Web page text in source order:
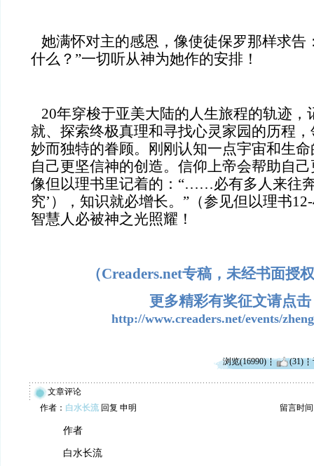
她满怀对主的感恩，像使徒保罗那样求告
什么？”一切听从神为她作的安排！
20年穿梭于亚美大陆的人生旅程的轨迹，
就、探索终极真理和寻找心灵家园的历程
妙而独特的眷顾。刚刚认知一点宇宙和生
自己更坚信神的创造。信仰上帝会帮助自
像但以理书里记着的：“……必有多人来往
究’），知识就必增长。”（参见但以理书
智慧人必被神之光照耀！
（Creaders.net专稿，未经书面授
更多精彩有奖征文请点
http://www.creaders.net/events/
浏览(16990) (31)
文章评论
作者： 白水长流 回复 申明 留言时间
作者
白水长流